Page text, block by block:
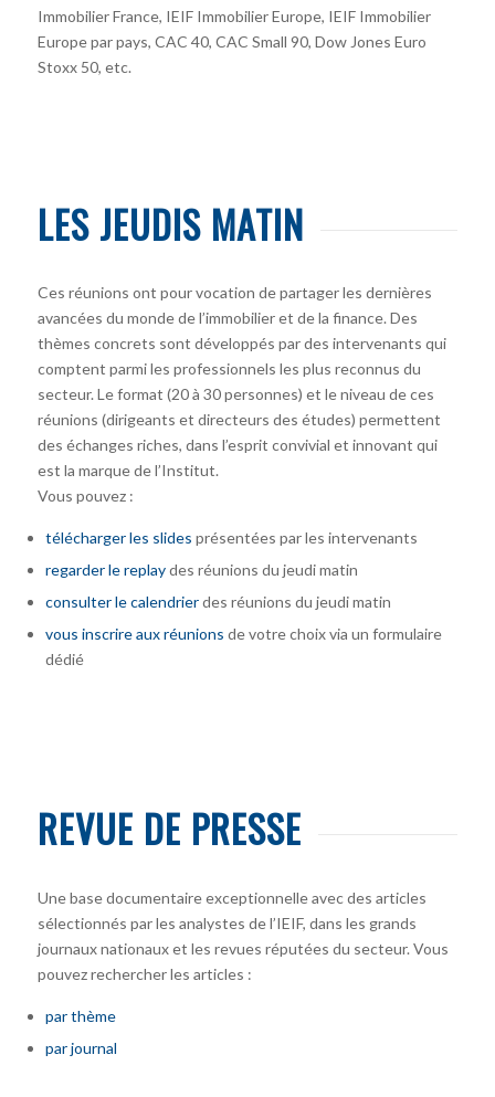
Immobilier France, IEIF Immobilier Europe, IEIF Immobilier
Europe par pays, CAC 40, CAC Small 90, Dow Jones Euro
Stoxx 50, etc.
LES JEUDIS MATIN
Ces réunions ont pour vocation de partager les dernières
avancées du monde de l’immobilier et de la finance. Des
thèmes concrets sont développés par des intervenants qui
comptent parmi les professionnels les plus reconnus du
secteur. Le format (20 à 30 personnes) et le niveau de ces
réunions (dirigeants et directeurs des études) permettent
des échanges riches, dans l’esprit convivial et innovant qui
est la marque de l’Institut.
Vous pouvez :
télécharger les slides présentées par les intervenants
regarder le replaydes réunions du jeudi matin
consulter le calendrierdes réunions du jeudi matin
vous inscrire aux réunions de votre choix via un formulaire
dédié
REVUE DE PRESSE
Une base documentaire exceptionnelle avec des articles
sélectionnés par les analystes de l’IEIF, dans les grands
journaux nationaux et les revues réputées du secteur. Vous
pouvez rechercher les articles :
par thème
par journal